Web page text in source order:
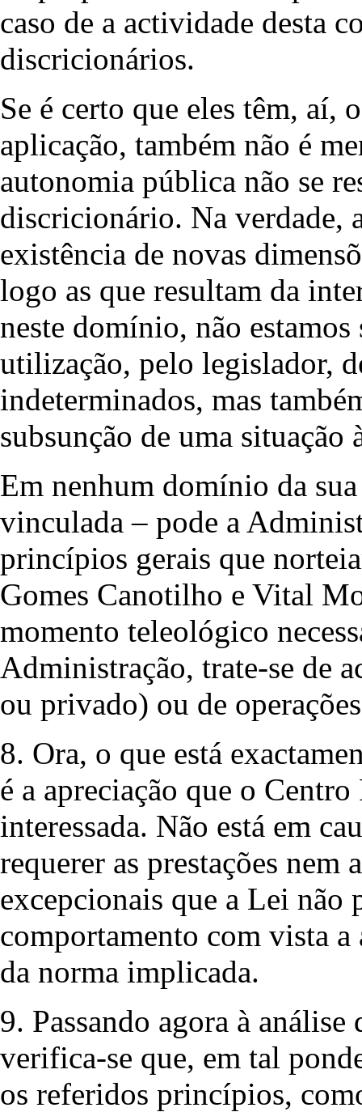
caso de a actividade desta
discricionários.
Se é certo que eles têm, aí,
aplicação, também não é
autonomia pública não se
discricionário. Na verdade,
existência de novas
logo as que resultam da
neste domínio, não estamos
utilização, pelo legislador,
indeterminados, mas
subsunção de uma
Em nenhum domínio da
vinculada – pode a
princípios gerais que
Gomes Canotilho e Vital
momento teleológico
Administração, trate-se de
ou privado) ou de
8. Ora, o que está
é a apreciação que o
interessada. Não está em
requerer as prestações nem
excepcionais que a Lei não
comportamento com vista a
da norma implicada.
9. Passando agora à
verifica-se que, em tal
os referidos princípios,